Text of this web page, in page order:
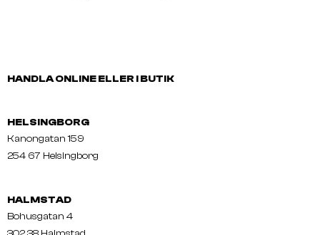
HANDLA ONLINE ELLER I BUTIK
HELSINGBORG
Kanongatan 159
254 67 Helsingborg
HALMSTAD
Bohusgatan 4